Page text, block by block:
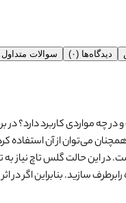
دیدگاه‌ها (۰) سوالات
چه مواردی کاربرد دارد؟در
می‌توان از آن استفاده
در این حالت گلس تاچ
رابرطرف سازید. بنابراین